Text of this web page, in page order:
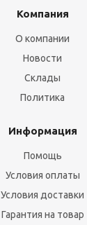
Компания
О компании
Новости
Склады
Политика
Информация
Помощь
Условия оплаты
Условия доставки
Гарантия на товар